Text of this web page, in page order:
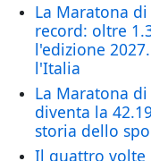
La Maratona
record: oltre
l'edizione
l'Italia
La Maratona
diventa la
storia dello
Il quattro volte